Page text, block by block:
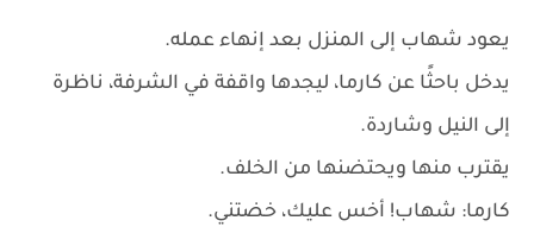
يعود شهاب إلى المنزل بعد إنهاء عمله.
يدخل باحثًا عن كارما، ليجدها واقفة في الشرفة، ناظرة
إلى النيل وشاردة.
يقترب منها ويحتضنها من الخلف.
كارما: شهاب! أخس عليك، خضتني.